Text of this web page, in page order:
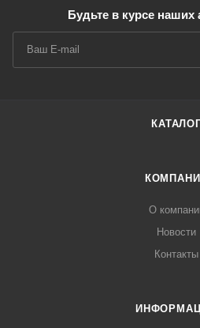
Будьте в курсе наших
КАТАЛОГ
О
Новости
Контакты